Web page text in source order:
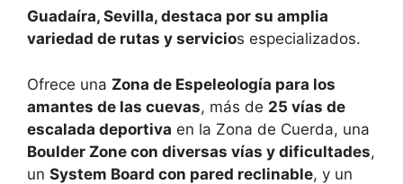
Guadaíra, Sevilla, destaca por su amplia
variedad de rutas y servicios especializados.
Ofrece una Zona de Espeleología para los
amantes de las cuevas, más de 25 vías de
escalada deportiva en la Zona de Cuerda, una
Boulder Zone con diversas vías y dificultades,
un System Board con pared reclinable, y un